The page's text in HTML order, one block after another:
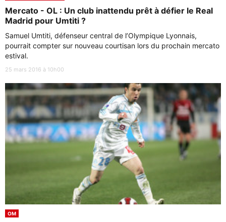
Mercato - OL : Un club inattendu prêt à défier le Real
Madrid pour Umtiti ?
Samuel Umtiti, défenseur central de l’Olympique Lyonnais,
pourrait compter sur nouveau courtisan lors du prochain mercato
estival.
25 mars 2016 à 10h00
OM